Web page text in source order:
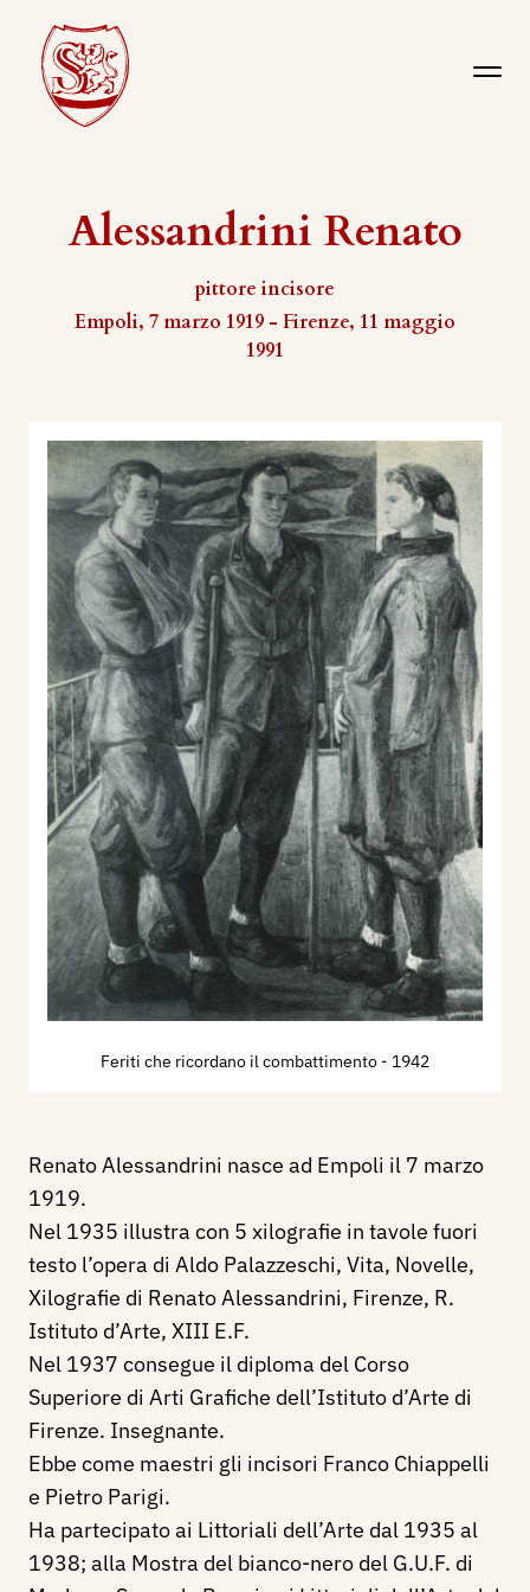
Alessandrini Renato
pittore incisore
Empoli, 7 marzo 1919 - Firenze, 11 maggio
1991
Feriti che ricordano il combattimento - 1942
Renato Alessandrini nasce ad Empoli il 7 marzo
1919.
Nel 1935 illustra con 5 xilografie in tavole fuori
testo l’opera di Aldo Palazzeschi, Vita, Novelle,
Xilografie di Renato Alessandrini, Firenze, R.
Istituto d’Arte, XIII E.F.
Nel 1937 consegue il diploma del Corso
Superiore di Arti Grafiche dell’Istituto d’Arte di
Firenze. Insegnante.
Ebbe come maestri gli incisori Franco Chiappelli
e Pietro Parigi.
Ha partecipato ai Littoriali dell’Arte dal 1935 al
1938; alla Mostra del bianco-nero del G.U.F. di